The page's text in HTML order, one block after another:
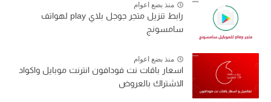
منذ بضع اعوام
رابط تنزيل متجر جوجل بلاي play لهواتف
سامسونج
منذ بضع اعوام
اسعار باقات نت فودافون انترنت موبايل واكواد
الاشتراك بالعروض